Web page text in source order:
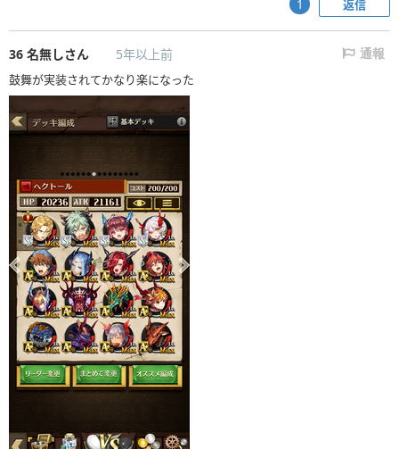
返信
1
36 名無しさん 5年以上前 通報
鼓舞が実装されてかなり楽になった